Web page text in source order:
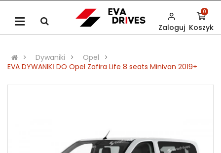
Zaloguj Koszyk
0
Dywaniki
Opel
EVA DYWANIKІ DO Opel Zafira Life 8 seats Minivan 2019+